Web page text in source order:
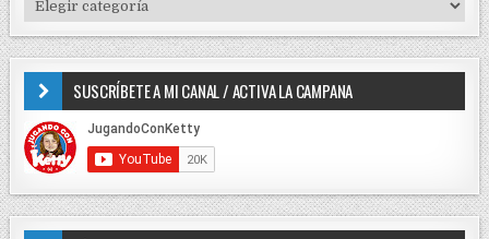
e
e
n
r
a
d
r
:
I
P
D
E
C
N
T
SUSCRÍBETE A MI CANAL / ACTIVA LA CAMPANA